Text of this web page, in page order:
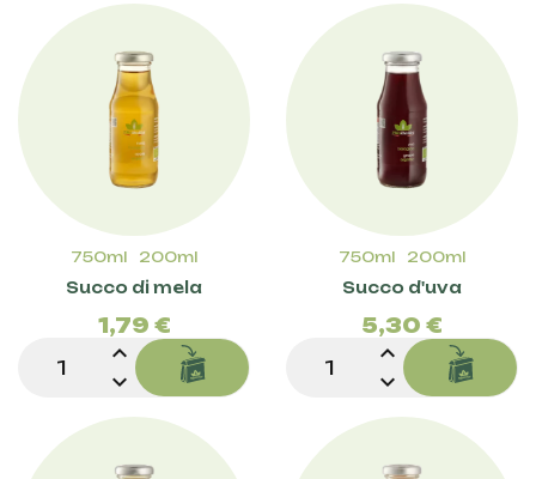
750ml 200ml
Succo di mela
Prezzo
1,79 €
expand_less
expand_more
750ml 200ml
Succo d'uva
5,30 €
expand_less
expand_more